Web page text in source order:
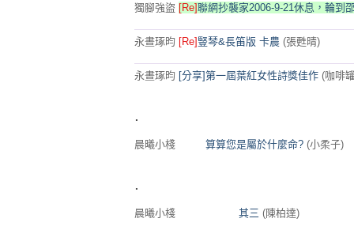
獨腳強盜 [Re]聯網抄襲家2006-9-21休息，輪到
永晝琢昀 [Re] 豎琴&長笛版 卡農 (張甦晴)
永晝琢昀 [分享]第一屆葉紅女性詩獎佳作 (咖啡
.
晨曦小棧 算算您是屬於什麼命? (小柔子)
.
晨曦小棧 其三 (陳柏達)